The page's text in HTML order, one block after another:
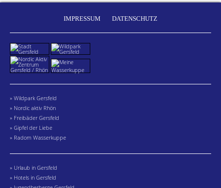
IMPRESSUM DATENSCHUTZ
» Wildpark Gersfeld
» Nordic aktiv Rhön
» Freibäder Gersfeld
» Gipfel der Liebe
» Radom Wasserkuppe
» Urlaub in Gersfeld
» Hotels in Gersfeld